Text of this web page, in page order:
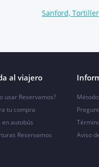
Sanford,
al viajero
usar Reservamos?
tu compra
en autobús
Reservamos
Aviso